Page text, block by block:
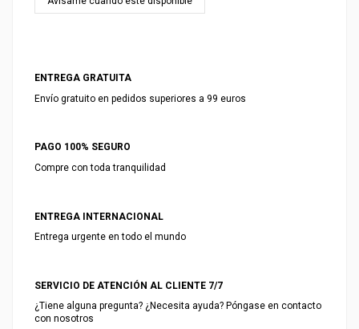
ENTREGA GRATUITA
Envío gratuito en pedidos superiores a 99 euros
PAGO 100% SEGURO
Compre con toda tranquilidad
ENTREGA INTERNACIONAL
Entrega urgente en todo el mundo
SERVICIO DE ATENCIÓN AL CLIENTE 7/7
¿Tiene alguna pregunta? ¿Necesita ayuda? Póngase en contacto
con nosotros